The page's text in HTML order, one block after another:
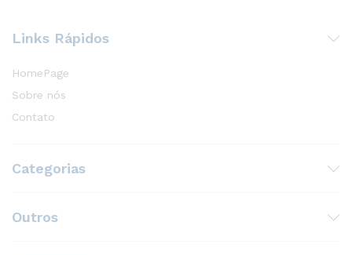
Links Rápidos
HomePage
Sobre nós
Contato
Categorias
Outros